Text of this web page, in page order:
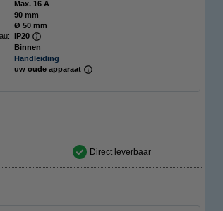
Max. 16 A
90 mm
Ø 50 mm
IP20
Binnen
Handleiding
uw oude apparaat
Direct leverbaar